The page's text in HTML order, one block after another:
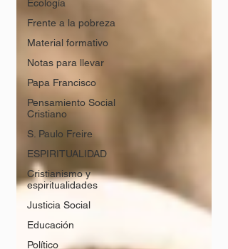
Ecología
Frente a la pobreza
Material formativo
Notas para llevar
Papa Francisco
Pensamiento Social
Cristiano
S. Paulo Freire
ESPIRITUALIDAD
Cristianismo y
espiritualidades
Justicia Social
Educación
Político